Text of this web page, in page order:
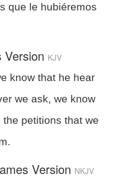
que le hubiéremos
Version KJV
know that he hear
we ask, we know
the petitions that we
Version NKJV